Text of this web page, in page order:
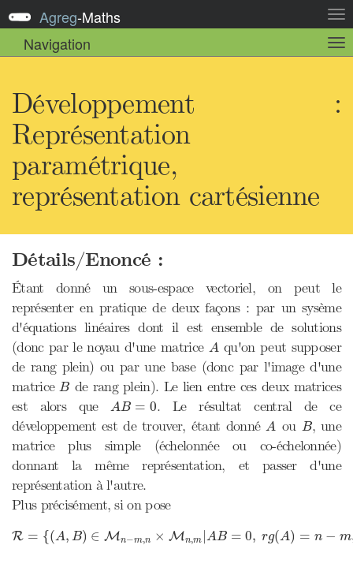
la
Agreg-Maths
Navigation
la
Développement :
Représentation
paramétrique,
représentation cartésienne
Détails/Enoncé :
Étant donné un sous-espace vectoriel, on peut le
représenter en pratique de deux façons : par un sysème
d'équations linéaires dont il est ensemble de solutions
(donc par le noyau d'une matrice A
Aqu'on peut supposer
de rang plein) ou par une base (donc par l'image d'une
matriceB
B de rang plein). Le lien entre ces deux matrices
est alors queAB = 0
A B=
. Le résultat central de ce
développement est de trouver, étant donnéA
A ou B
B, une
matrice plus simple (échelonnée ou co-échelonnée)
donnant la même représentation, et passer d'une
représentation à l'autre.
Plus précisément, si on pose
R = {(A, B) ∈ Mn−m,n × Mn,m AB = 0, rg(A) = n − m
= {( A,B )∈M ,n ×M m| AB =0 rg( A) − , r